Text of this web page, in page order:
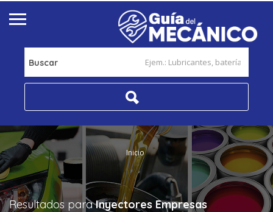
Buscar
Inicio
Resultados paraInyectores Empresas